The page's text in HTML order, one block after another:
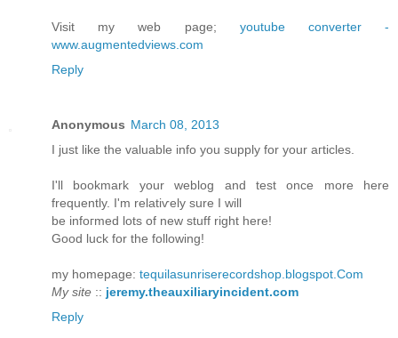
Visit my web page; youtube converter -
www.augmentedviews.com
Reply
Anonymous March 08, 2013
I just like the valuable infо you ѕupply fоr yоur aгticleѕ.
I'll bookmark your weblog and test once more here
frequently. I'm relatіѵеlу sure I will
be infoгmed lots of new stuff right here!
Good luck for the followіng!
my homepage: tequilasunriserecordshop.blogspot.Com
My site :: jeremy.theauxiliaryincident.com
Reply